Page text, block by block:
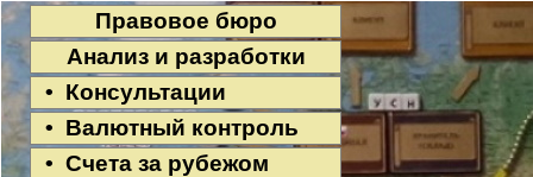
Правовое бюро
Анализ и разработки
• Консультации
• Валютный контроль
• Счета за рубежом